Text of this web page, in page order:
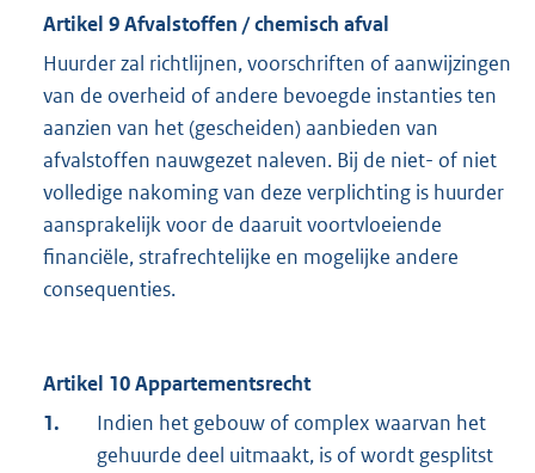
Artikel 9 Afvalstoffen / chemisch afval
Huurder zal richtlijnen, voorschriften of aanwijzingen
van de overheid of andere bevoegde instanties ten
aanzien van het (gescheiden) aanbieden van
afvalstoffen nauwgezet naleven. Bij de niet- of niet
volledige nakoming van deze verplichting is huurder
aansprakelijk voor de daaruit voortvloeiende
financiële, strafrechtelijke en mogelijke andere
consequenties.
Artikel 10 Appartementsrecht
1.
Indien het gebouw of complex waarvan het
gehuurde deel uitmaakt, is of wordt gesplitst